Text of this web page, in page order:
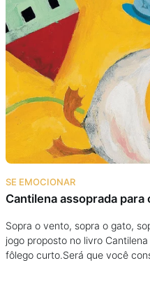
Cursos On line
E-Books
Eventos
Podcast
SE EMOCIONAR
Cantilena assoprada
Sopra o vento, sopra o gato,
jogo proposto no livro
fôlego curto.Será que você